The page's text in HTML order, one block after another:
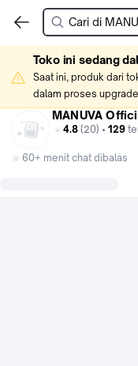
Toko ini sedang
Saat ini, produk dari
dalam proses
MANUVA
4.8 (20) • 129
60+ menit chat dibalas